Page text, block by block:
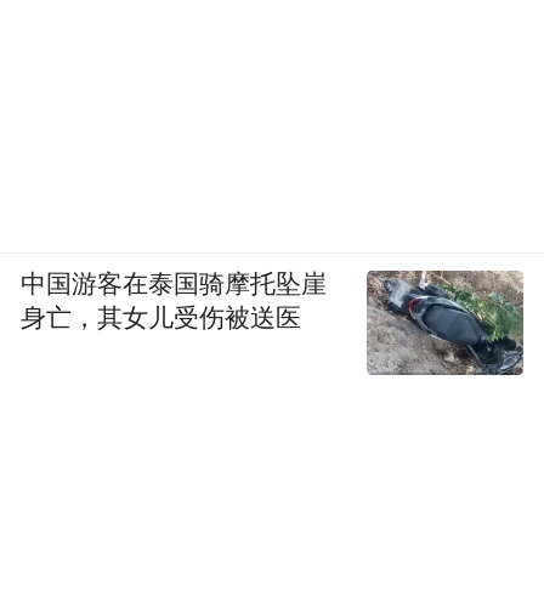
中国游客在泰国骑摩托坠崖
身亡，其女儿受伤被送医